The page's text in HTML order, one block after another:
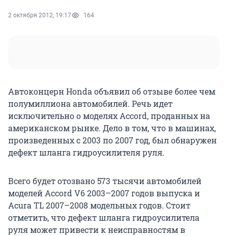
2 октября 2012, 19:17 164
Автоконцерн Honda объявил об отзыве более чем
полумиллиона автомобилей. Речь идет
исключительно о моделях Accord, проданных на
американском рынке. Дело в том, что в машинах,
произведенных с 2003 по 2007 год, был обнаружен
дефект шланга гидроусилителя руля.
Всего будет отозвано 573 тысячи автомобилей
моделей Accord V6 2003–2007 годов выпуска и
Acura TL 2007–2008 модельных годов. Стоит
отметить, что дефект шланга гидроусилитела
руля может привести к неисправностям в